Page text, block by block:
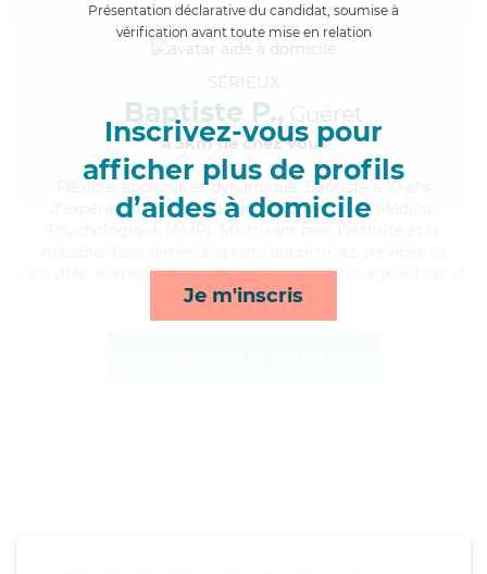
Présentation déclarative du candidat, soumise à
vérification avant toute mise en relation
Inscrivez-vous pour
afficher plus de profils
d’aides à domicile
Je m'inscris
SÉRIEUX
Baptiste P., Guéret
à 5km de chez Vous
, appliqué et dynamique, Baptiste a 10 ans
d'expérience et possède un diplôme d'Aide Médico-
activités, ménage, lessive/repassage et compagnie/loisirs*